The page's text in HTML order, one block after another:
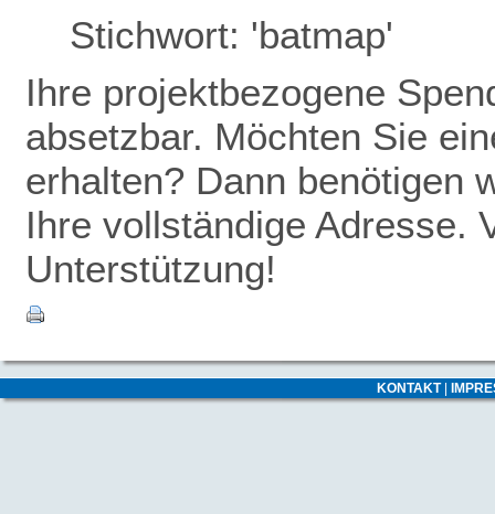
Stichwort: 'batmap'
Ihre projektbezogene
absetzbar. Möchten Sie
erhalten? Dann benötigen
Ihre vollständige Adresse.
Unterstützung!
KONTAKT|